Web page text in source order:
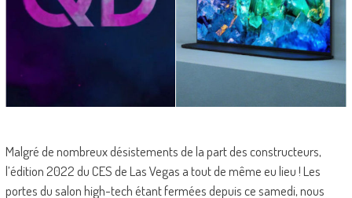
Malgré de nombreux désistements de la part des constructeurs,
l’édition 2022 du CES de Las Vegas a tout de même eu lieu ! Les
portes du salon high-tech étant fermées depuis ce samedi, nous